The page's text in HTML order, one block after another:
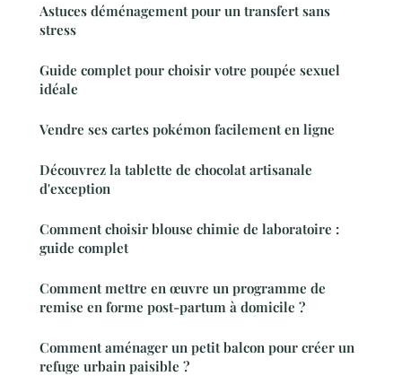
Astuces déménagement pour un transfert sans
stress
Guide complet pour choisir votre poupée sexuel
idéale
Vendre ses cartes pokémon facilement en ligne
Découvrez la tablette de chocolat artisanale
d'exception
Comment choisir blouse chimie de laboratoire :
guide complet
Comment mettre en œuvre un programme de
remise en forme post-partum à domicile ?
Comment aménager un petit balcon pour créer un
refuge urbain paisible ?